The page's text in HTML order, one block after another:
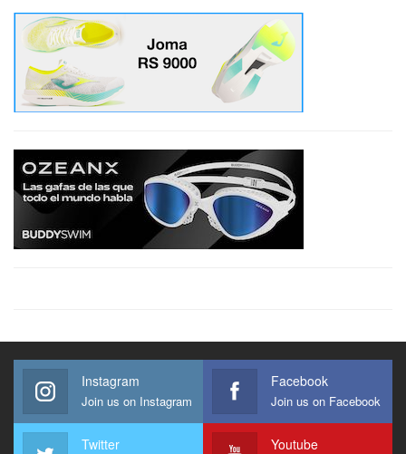
Instagram
Join us on Instagram
Facebook
Join us on Facebook
Twitter Youtube